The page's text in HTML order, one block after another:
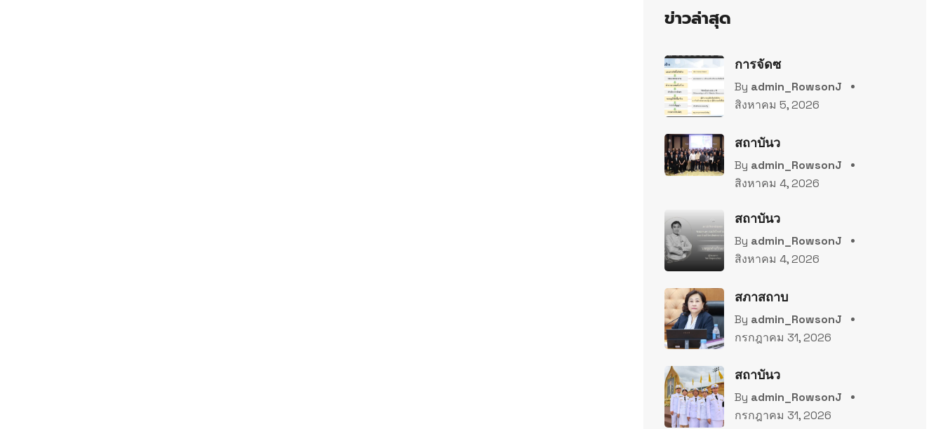
ข่าวล่าสุด
การจัดซ
By admin_RowsonJ
สิงหาคม 5, 2026
สถาบันว
By admin_RowsonJ
สิงหาคม 4, 2026
สถาบันว
By admin_RowsonJ
สิงหาคม 4, 2026
สภาสถาบ
By admin_RowsonJ
กรกฎาคม 31, 2026
สถาบันว
By admin_RowsonJ
กรกฎาคม 31, 2026